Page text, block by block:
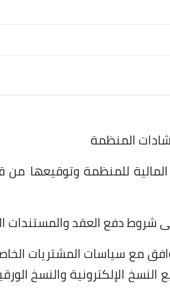
المنظمة
للمنظمة وتوقيعها
شروط دفع العقد والمستندات
الإلكترونية والنسخ